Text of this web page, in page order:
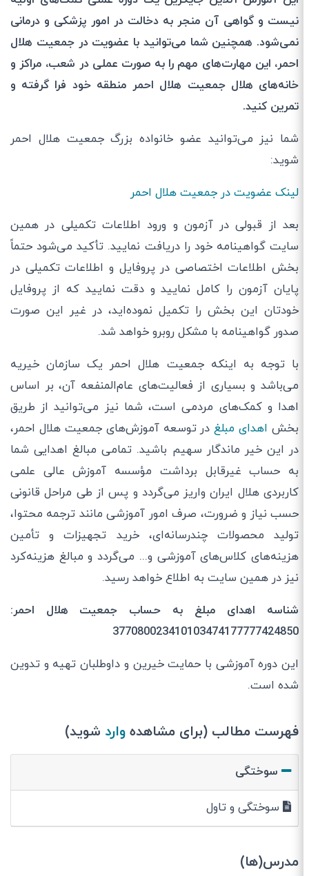
نیست و گواهی آن منجر به دخالت در امور پزشکی و درمانی
نمی‌شود.همچنین شما می‌توانید با عضویت در جمعیت هلال
احمر، این مهارت‌های مهم را به صورت عملی در شعب، مراکز و
خانه‌های هلال جمعیت هلال احمر منطقه خود فرا گرفته و
تمرین کنید.
شما نیز می‌توانید عضو خانواده بزرگ جمعیت هلال احمر
شوید:
لینک عضویت در جمعیت هلال احمر
بعد از قبولی در آزمون و ورود اطلاعات تکمیلی در همین
سایت گواهینامه خود را دریافت نمایید. تأکید می‌شود حتماً
بخش اطلاعات اختصاصی در پروفایل و اطلاعات تکمیلی در
پایان آزمون را کامل نمایید و دقت نمایید که از پروفایل
خودتان این بخش را تکمیل نموده‌اید، در غیر این صورت
صدور گواهینامه با مشکل روبرو خواهد شد.
با توجه به اینکه جمعیت هلال احمر یک سازمان خیریه
می‌باشد و بسیاری از فعالیت‌های عام‌المنفعه آن، بر اساس
اهدا و کمک‌های مردمی است، شما نیز می‌توانید از طریق
بخشاهدای مبلغدر توسعه آموزش‌های جمعیت هلال احمر،
در این خیر ماندگار سهیم باشید. تمامی مبالغ اهدایی شما
به حساب غیرقابل برداشت مؤسسه آموزش عالی علمی
کاربردی هلال ایران واریز می‌گردد و پس از طی مراحل قانونی
حسب نیاز و ضرورت، صرف امور آموزشی مانند ترجمه محتوا،
تولید محصولات چندرسانه‌ای، خرید تجهیزات و تأمین
هزینه‌های کلاس‌های آموزشی و... می‌گردد و مبالغ هزینه‌کرد
نیز در همین سایت به اطلاع خواهد رسید.
شناسه اهدای مبلغ به حساب جمعیت هلال احمر:
377080023410103474177777424850
این دوره آموزشی با حمایت خیرین و داوطلبان تهیه و تدوین
شده است.
فهرست مطالب (برای مشاهدهواردشوید)
سوختگی
سوختگی و تاول
مدرس(ها)